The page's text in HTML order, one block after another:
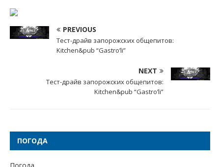
PREVIOUS
Тест-драйв запорожских общепитов:
Kitchen&pub “Gastro’li”
NEXT
Тест-драйв запорожских общепитов:
Kitchen&pub “Gastro’li”
ПОГОДА
Погода